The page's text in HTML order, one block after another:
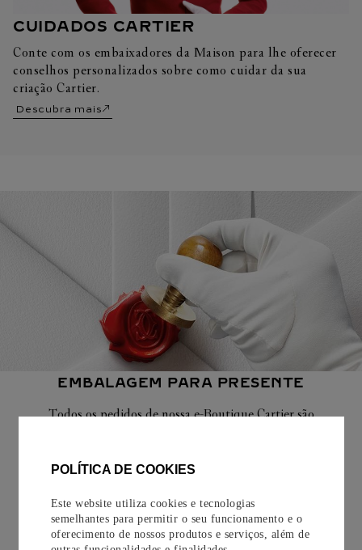
POLÍTICA DE COOKIES
Este website utiliza cookies e tecnologias
semelhantes para permitir o seu funcionamento e o
oferecimento de nossos produtos e serviços, além de
CUIDADOS CARTIER
Conte com os embaixadores da Maison para lhe oferecer
conselhos personalizados sobre como cuidar da sua
criação Cartier.
Descubra mais
EMBALAGEM PARA PRESENTE
Todos os pedidos de nossa e-Boutique Cartier são